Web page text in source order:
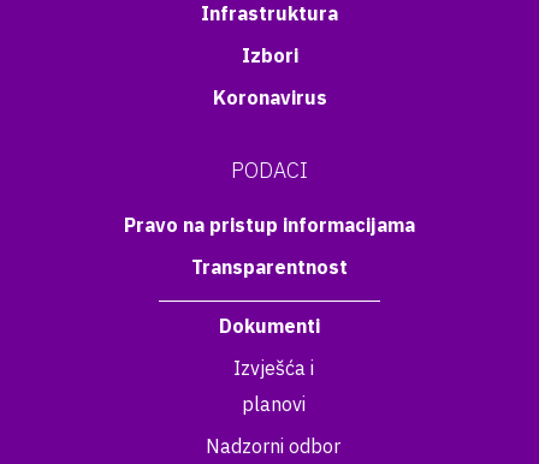
Infrastruktura
Izbori
Koronavirus
PODACI
Pravo na pristup informacijama
Transparentnost
Dokumenti
Izvješća i
planovi
Nadzorni odbor